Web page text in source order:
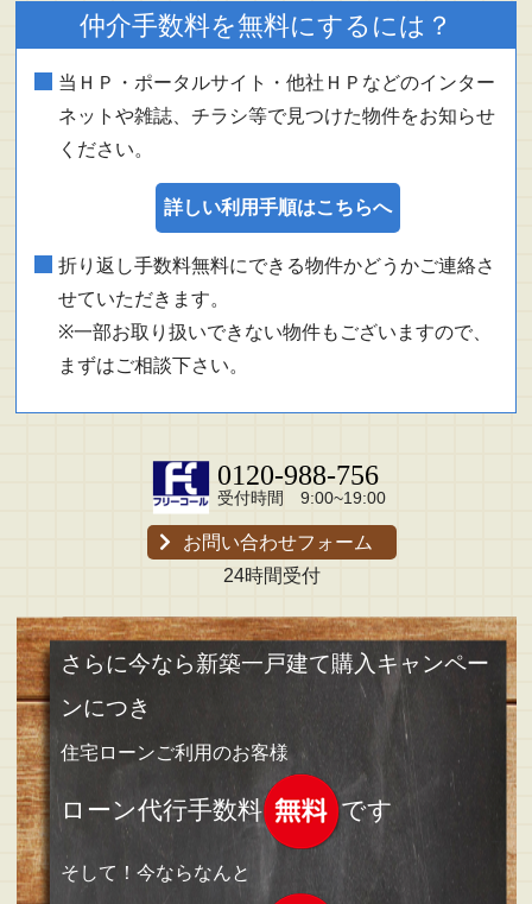
仲介手数料を無料にするには？
当ＨＰ・ポータルサイト・他社ＨＰなどのインター
ネットや雑誌、チラシ等で見つけた物件をお知らせ
ください。
詳しい利用手順はこちらへ
折り返し手数料無料にできる物件かどうかご連絡さ
せていただきます。
※一部お取り扱いできない物件もございますので、
まずはご相談下さい。
0120-988-756
受付時間 9:00~19:00
お問い合わせフォーム
24時間受付
さらに今なら新築一戸建て購入キャンペー
ンにつき
住宅ローンご利用のお客様
ローン代行手数料 です
そして！今ならなんと